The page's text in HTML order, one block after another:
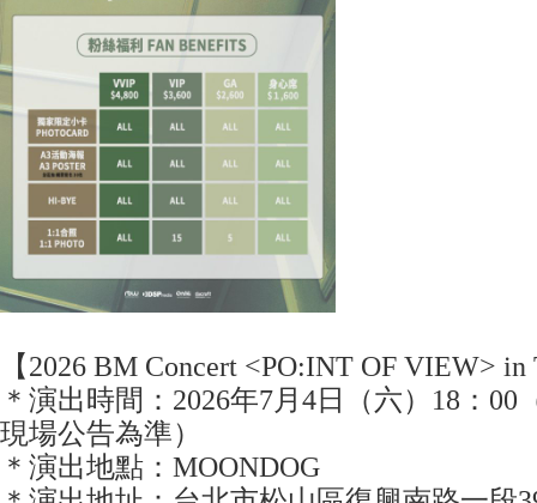
【2026 BM Concert <PO:INT OF VIEW> in
＊演出時間：2026年7月4日（六）18：00
現場公告為準）
＊演出地點：MOONDOG